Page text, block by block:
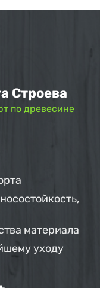
Строева
по древесине
материала
уходу